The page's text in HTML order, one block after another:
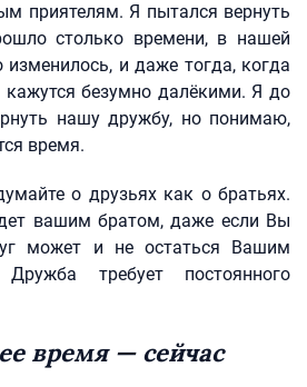
приятелям. Я пытался вернуть
столько времени, в нашей
изменилось, и даже тогда, когда
безумно далёкими. Я до
нашу дружбу, но понимаю,
время.
о друзьях как о братьях.
вашим братом, даже если Вы
может и не остаться Вашим
требует постоянного
время — сейчас